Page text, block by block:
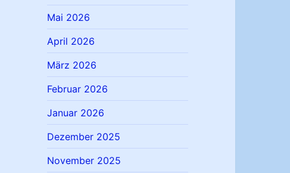
Mai 2026
April 2026
März 2026
Februar 2026
Januar 2026
Dezember 2025
November 2025